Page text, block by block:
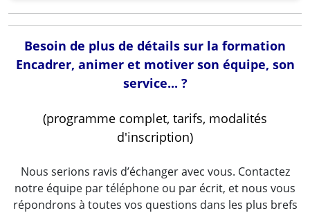
Besoin de plus de détails sur la formation
Encadrer, animer et motiver son équipe, son
service... ?
(programme complet, tarifs, modalités
d'inscription)
Nous serions ravis d’échanger avec vous. Contactez
notre équipe par téléphone ou par écrit, et nous vous
répondrons à toutes vos questions dans les plus brefs